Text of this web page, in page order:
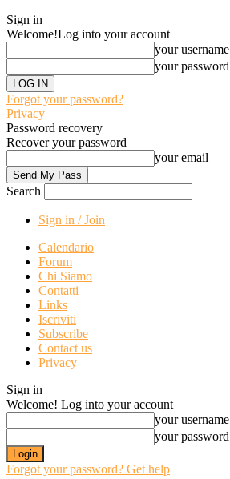
Sign in
Welcome!Log into your account
your username
your password
Forgot your password?
Privacy
Password recovery
Recover your password
your email
Search
Sign in / Join
Calendario
Forum
Chi Siamo
Contatti
Links
Iscriviti
Subscribe
Contact us
Privacy
Sign in
Welcome! Log into your account
your username
your password
Forgot your password? Get help